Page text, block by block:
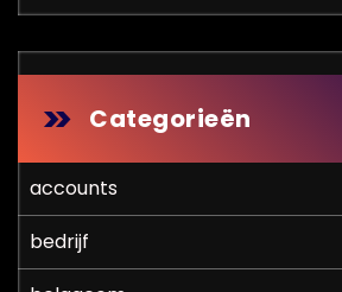
Categorieën
accounts
bedrijf